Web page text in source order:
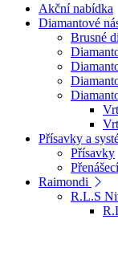
Akční nabídka
Diamantové
Brusné
Přísavky a
Přísavky
Raimondi
R.L.S